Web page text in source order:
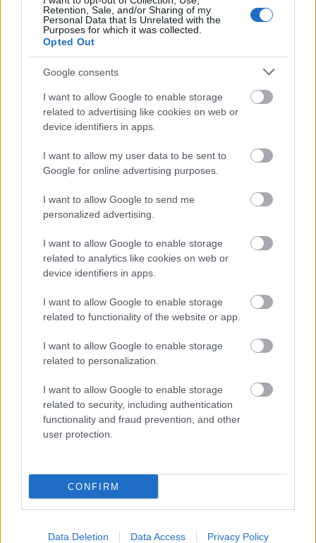
Retention, Sale, and/or Sharing of my
Personal Data that Is Unrelated with the
Purposes for which it was collected.
Opted Out
Google consents
I want to allow Google to enable storage
related to advertising like cookies on web or
device identifiers in apps.
I want to allow my user data to be sent to
Google for online advertising purposes.
I want to allow Google to send me
personalized advertising.
I want to allow Google to enable storage
related to analytics like cookies on web or
device identifiers in apps.
I want to allow Google to enable storage
related to functionality of the website or app.
I want to allow Google to enable storage
related to personalization.
I want to allow Google to enable storage
related to security, including authentication
functionality and fraud prevention, and other
user protection.
CONFIRM
Data Deletion Data Access Privacy Policy
Ezt olvastad már?Rihanna hatalmas vörös
karmaitól megrémülsz
Ennek ellenére viszont az átlátszó anyag a rá varrott
fodroknak és csipkének köszönhetően mégsem
mondható közönségesnek.